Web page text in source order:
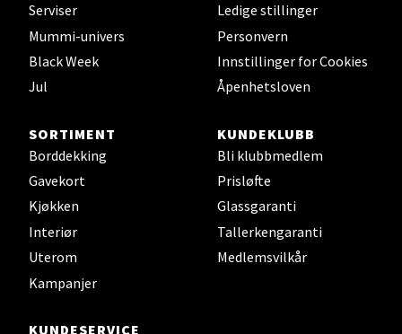
Serviser
Mummi-univers
Black Week
Jul
Ledige stillinger
Personvern
Innstillinger for Cookies
Åpenhetsloven
SORTIMENT
Borddekking
Gavekort
Kjøkken
Interiør
Uterom
Kampanjer
KUNDEKLUBB
Bli klubbmedlem
Prisløfte
Glassgaranti
Tallerkengaranti
Medlemsvilkår
KUNDESERVICE
Oslo - Thon Senter Storo
Vitaminveien 7 - 9, 0485 Oslo
Åpent i dag 10-21